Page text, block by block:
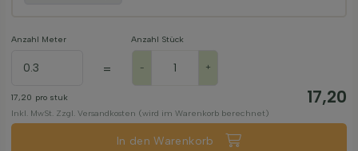
Anzahl Meter
=
Anzahl Stück
- +
17,20 pro stuk 17,20
Inkl. MwSt. Zzgl. Versandkosten (wird im Warenkorb berechnet)
In den Warenkorb